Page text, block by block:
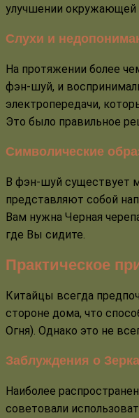
улучшении окружающей
Слухи и
На протяжении более
фэн-шуй, и
электропередачи,
Это было правильное
Символические
В фэн-шуй существует
представляют собой
Вам нужна Черная
где Вы сидите.
Практическое
Китайцы всегда
стороне дома, что
Огня). Однако это не
Заблуждения о
Наиболее
советовали